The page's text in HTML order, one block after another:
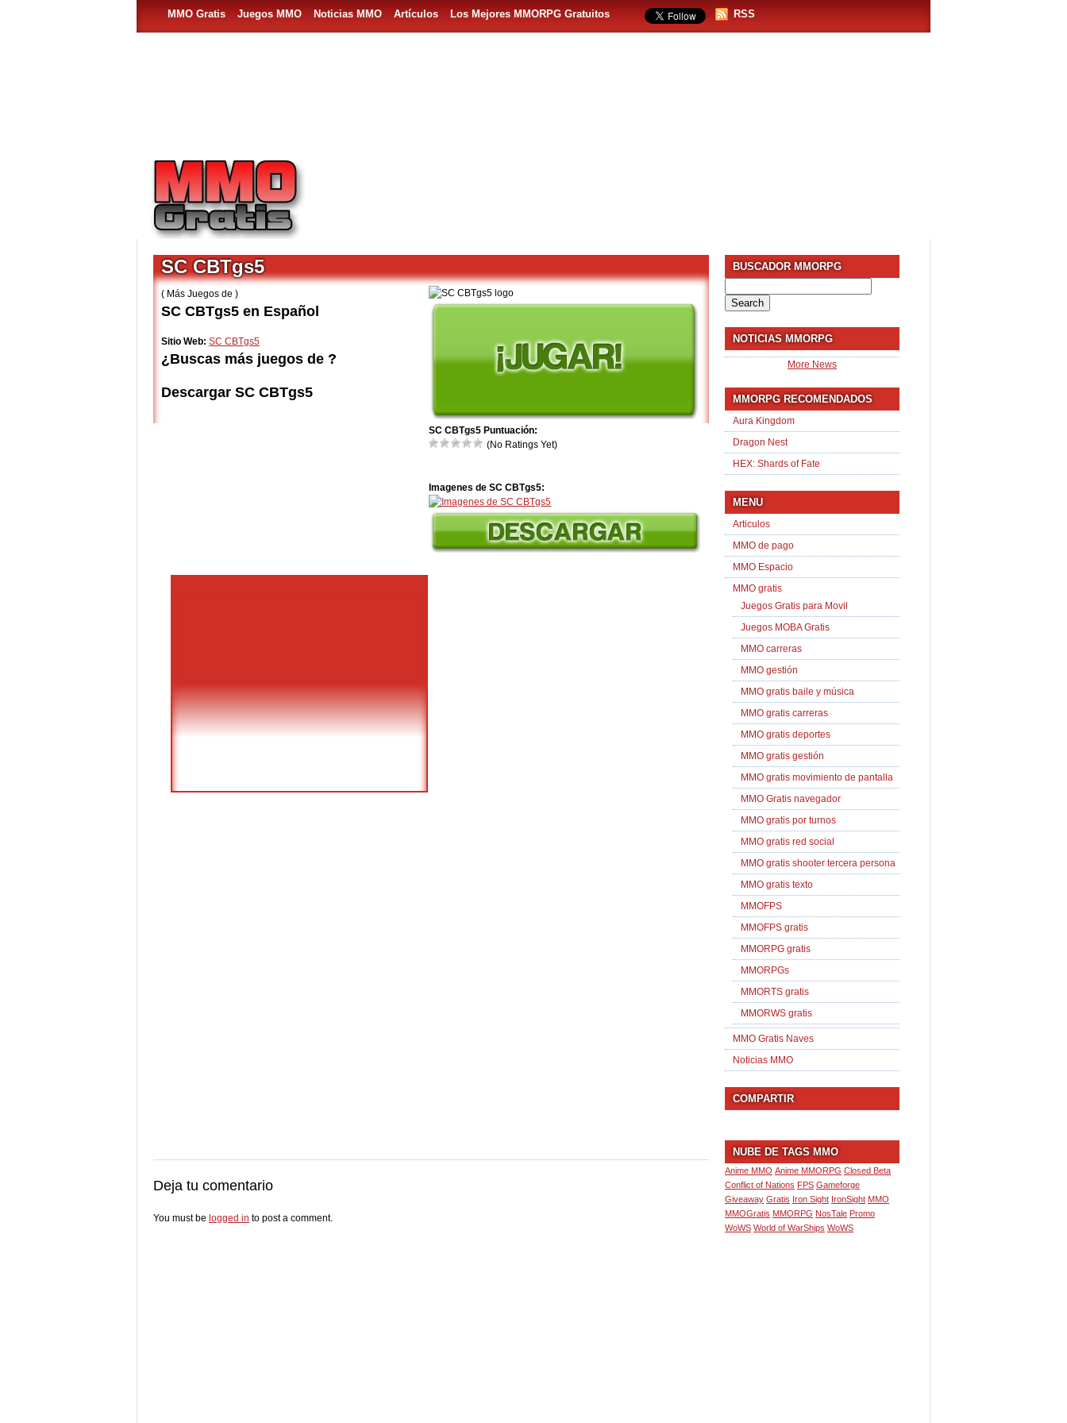
MMO Gratis Juegos MMO Noticias MMO Artículos Los Mejores MMORPG Gratuitos RSS
SC CBTgs5 Puntuación:
(No Ratings Yet)
Imagenes de SC CBTgs5:
SC CBTgs5
( Más Juegos de )
SC CBTgs5 en Español
Sitio Web: SC CBTgs5
¿Buscas más juegos de ?
Descargar SC CBTgs5
Deja tu comentario
You must be logged in to post a comment.
BUSCADOR MMORPG
for:
NOTICIAS MMORPG
More News
MMORPG RECOMENDADOS
Aura Kingdom
Dragon Nest
HEX: Shards of Fate
MENU
Articulos
MMO de pago
MMO Espacio
MMO gratis
Juegos Gratis para Movil
Juegos MOBA Gratis
MMO carreras
MMO gestión
MMO gratis baile y música
MMO gratis carreras
MMO gratis deportes
MMO gratis gestión
MMO gratis movimiento de pantalla
MMO Gratis navegador
MMO gratis por turnos
MMO gratis red social
MMO gratis shooter tercera persona
MMO gratis texto
MMOFPS
MMOFPS gratis
MMORPG gratis
MMORPGs
MMORTS gratis
MMORWS gratis
MMO Gratis Naves
Noticias MMO
COMPARTIR
NUBE DE TAGS MMO
Anime MMO Anime MMORPG Closed Beta
Conflict of Nations FPS Gameforge
Giveaway Gratis Iron Sight IronSight MMO
MMOGratis MMORPG NosTale Promo
WoWS World of WarShips WoWS